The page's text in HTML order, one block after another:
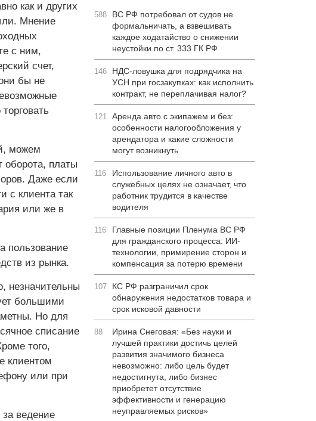
как и других
Мнение
с ним,
счет,
бы не
можем
оборота, платы
Даже если
с клиента так
или же в
пользование
из рынка.
незначительны
большими
Но для
списание
того,
клиентом
или при
ведение
588
ВС РФ потребовал от судов не
формальничать, а взвешивать
каждое ходатайство о снижении
неустойки по ст. 333 ГК РФ
146
НДС-ловушка для подрядчика на
УСН при госзакупках: как исполнить
контракт, не переплачивая налог?
121 Аренда авто с экипажем и без:
особенности налогообложения у
арендатора и какие сложности
могут возникнуть
116
Использование личного авто в
служебных целях не означает, что
работник трудится в качестве
водителя
116
Главные позиции Пленума ВС РФ
для гражданского процесса: ИИ-
технологии, примирение сторон и
компенсация за потерю времени
107
КС РФ разграничил срок
обнаружения недостатков товара и
срок исковой давности
88
Ирина Снеговая: «Без науки и
лучшей практики достичь целей
развития значимого бизнеса
невозможно: либо цель будет
недостигнута, либо бизнес
приобретет отсутствие
эффективности и генерацию
неуправляемых рисков»